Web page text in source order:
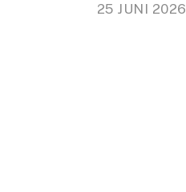
25 JUNI 2026